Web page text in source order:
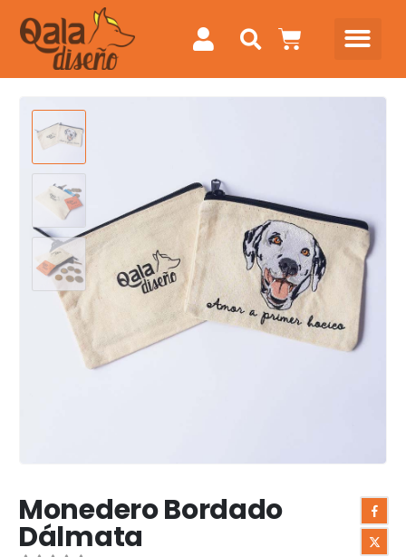
Monedero Bordado
Dálmata